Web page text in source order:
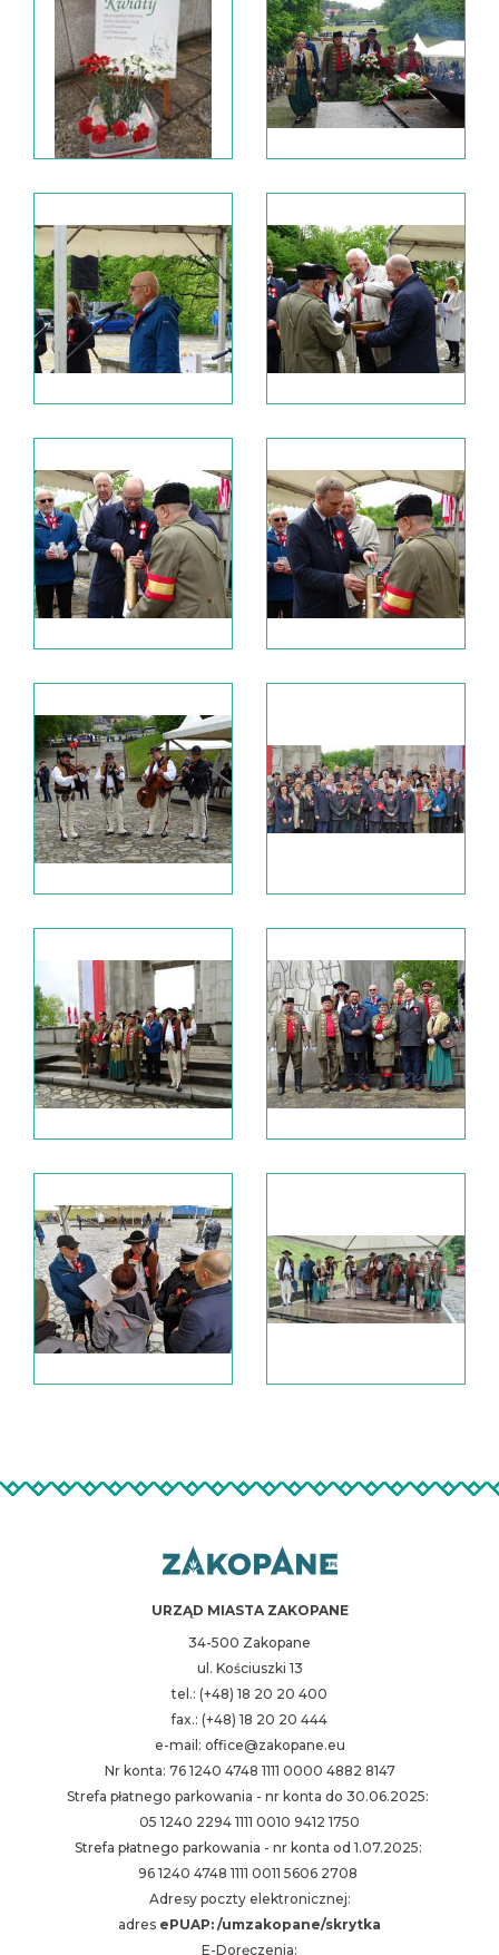
URZĄD MIASTA ZAKOPANE
34-500 Zakopane
ul. Kościuszki 13
tel.: (+48) 18 20 20 400
fax.: (+48) 18 20 20 444
e-mail: office@zakopane.eu
Nr konta: 76 1240 4748 1111 0000 4882 8147
Strefa płatnego parkowania - nr konta do 30.06.2025:
05 1240 2294 1111 0010 9412 1750
Strefa płatnego parkowania - nr konta od 1.07.2025:
96 1240 4748 1111 0011 5606 2708
Adresy poczty elektronicznej:
adres ePUAP: /umzakopane/skrytka
E-Doręczenia: